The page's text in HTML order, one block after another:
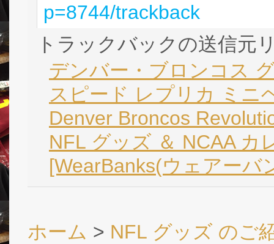
p=8744/trackback
トラックバックの送信元
デンバー・ブロンコス
スピード レプリカ ミニ
Denver Broncos
NFL グッズ ＆ NCAA カ
[WearBanks(ウェアーバ
ホーム > NFL グッズ のご